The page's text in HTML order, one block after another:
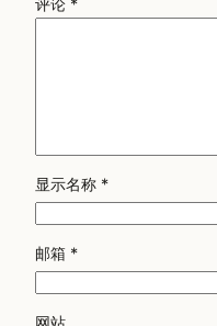
显示名称 *
邮箱 *